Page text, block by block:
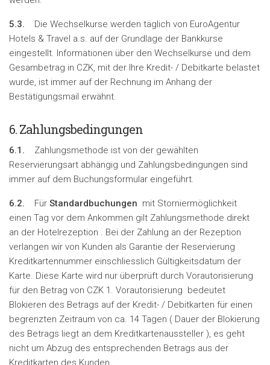
5.3. Die Wechselkurse werden täglich von EuroAgentur
Hotels & Travel a.s. auf der Grundlage der Bankkurse
eingestellt. Informationen über den Wechselkurse und dem
Gesambetrag in CZK, mit der Ihre Kredit- / Debitkarte belastet
wurde, ist immer auf der Rechnung im Anhang der
Bestätigungsmail erwähnt.
6. Zahlungsbedingungen
6.1. Zahlungsmethode ist von der gewählten
Reservierungsart abhängig und Zahlungsbedingungen sind
immer auf dem Buchungsformular eingeführt.
6.2. Für Standardbuchungen mit Storniermöglichkeit
einen Tag vor dem Ankommen gilt Zahlungsmethode direkt
an der Hotelrezeption . Bei der Zahlung an der Rezeption
verlangen wir von Kunden als Garantie der Reservierung
Kreditkartennummer einschliesslich Gültigkeitsdatum der
Karte. Diese Karte wird nur überprüft durch Vorautorisierung
für den Betrag von CZK 1. Vorautorisierung bedeutet
Blokieren des Betrags auf der Kredit- / Debitkarten für einen
begrenzten Zeitraum von ca. 14 Tagen ( Dauer der Blokierung
des Betrags liegt an dem Kreditkartenaussteller ), es geht
nicht um Abzug des entsprechenden Betrags aus der
Kreditkarten des Kunden .